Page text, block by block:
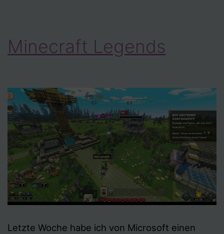
Minecraft Legends
Letzte Woche habe ich von Microsoft einen